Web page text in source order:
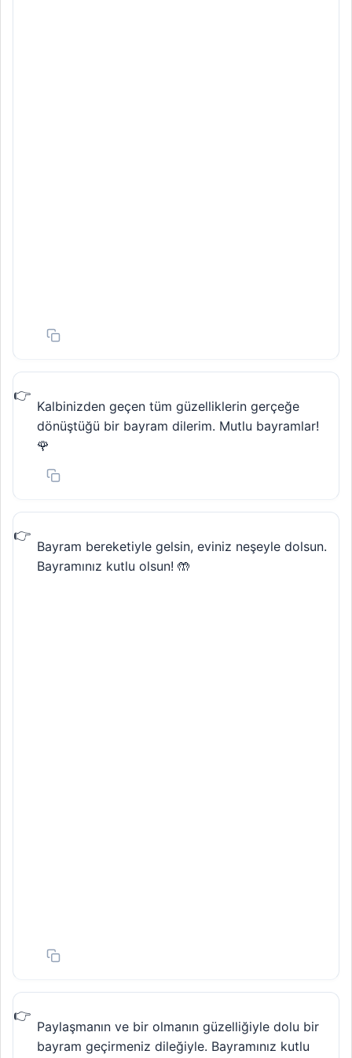
Kalbinizden geçen tüm güzelliklerin gerçeğe
dönüştüğü bir bayram dilerim. Mutlu bayramlar!
🌹
Bayram bereketiyle gelsin, eviniz neşeyle dolsun.
Bayramınız kutlu olsun! 🤲
Paylaşmanın ve bir olmanın güzelliğiyle dolu bir
bayram geçirmeniz dileğiyle. Bayramınız kutlu